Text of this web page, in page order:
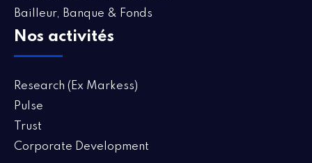
Bailleur, Banque & Fonds
Nos activités
Research (Ex Markess)
Pulse
Trust
Corporate Development